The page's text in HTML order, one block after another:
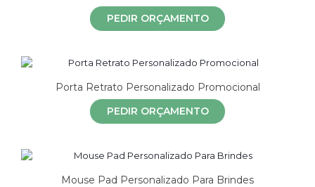
PEDIR ORÇAMENTO
Porta Retrato Personalizado Promocional
PEDIR ORÇAMENTO
Mouse Pad Personalizado Para Brindes